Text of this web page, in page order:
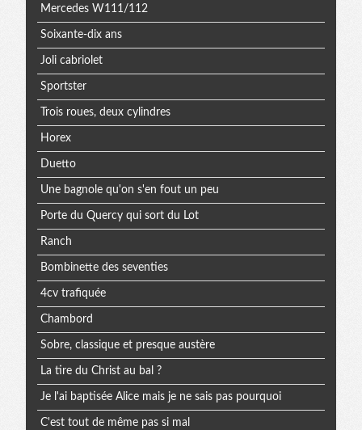
Mercedes W111/112
Soixante-dix ans
Joli cabriolet
Sportster
Trois roues, deux cylindres
Horex
Duetto
Une bagnole qu'on s'en fout un peu
Porte du Quercy qui sort du Lot
Ranch
Bombinette des seventies
4cv trafiquée
Chambord
Sobre, classique et presque austère
La tire du Christ au bal ?
Je l'ai baptisée Alice mais je ne sais pas pourquoi
C'est tout de même pas si mal